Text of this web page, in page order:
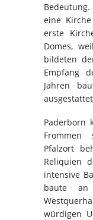
eine
erste
Domes,
bildeten
Empfang
Jahren
Paderborn
Frommen
Pfalzort
Reliquien
intensive
baute
würdigen